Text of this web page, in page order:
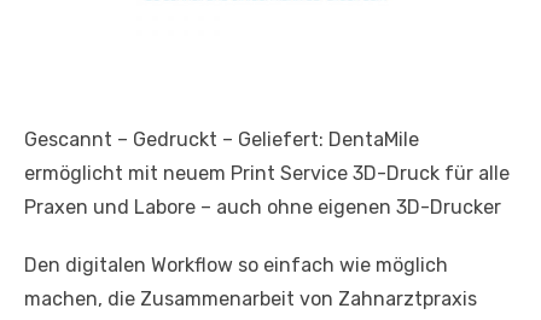
Gescannt – Gedruckt – Geliefert: DentaMile
ermöglicht mit neuem Print Service 3D-Druck für alle
Praxen und Labore – auch ohne eigenen 3D-Drucker
Den digitalen Workflow so einfach wie möglich
machen, die Zusammenarbeit von Zahnarztpraxis